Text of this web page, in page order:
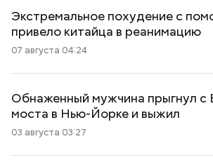
Экстремальное похудение с
привело китайца в реанимацию
07 августа 04:24
Обнаженный мужчина прыгнул с
моста в Нью-Йорке и выжил
03 августа 03:27